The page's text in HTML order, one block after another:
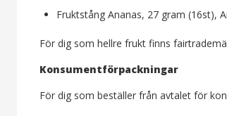
Fruktstång Ananas, 27 gram (16st),
För dig som hellre frukt finns
Konsumentförpackningar
För dig som beställer från avtalet för